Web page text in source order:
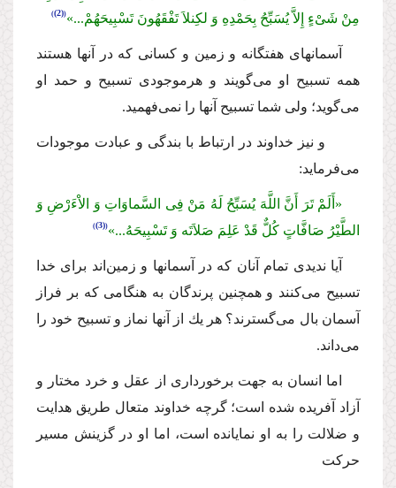
مِنْ شَىْ‌ءٍ إِلاَّ یُسَبِّحُ بِحَمْدِهِ وَ لكِنلاَ تَفْقَهُونَ تَسْبِیحَهُمْ...» (2)
آسمانهاى هفتگانه و زمین و كسانى كه در آنها هستند
همه تسبیح او مى‌گویند و هرموجودى تسبیح و حمد او
مى‌گوید؛ ولى شما تسبیح آنها را نمى‌فهمید.
و نیز خداوند در ارتباط با بندگى و عبادت موجودات
مى‌فرماید:
«أَلَمْ تَرَ أَنَّ اللَّهَ یُسَبِّحُ لَهُ مَنْ فِى السَّماوَاتِ وَ الاْءَرْضِ وَ
الطَّیْرُ صَافَّاتٍ كُلٌّ قَدْ عَلِمَ صَلاَتَه وَ تَسْبِیحَهُ...» (3)
آیا ندیدى تمام آنان كه در آسمانها و زمین‌اند براى خدا
تسبیح مى‌كنند و همچنین پرندگان به هنگامى كه بر فراز
آسمان بال مى‌گسترند؟ هر یك از آنها نماز و تسبیح خود را
مى‌داند.
اما انسان به جهت برخوردارى از عقل و خرد مختار و
آزاد آفریده شده است؛ گرچه خداوند متعال طریق هدایت
و ضلالت را به او نمایانده است، اما او در گزینش مسیر
حركت